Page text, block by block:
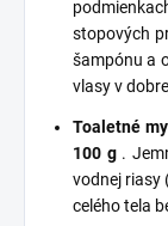
stopových
šampónu a
vlasy v
Toaletné
100 g.
vodnej riasy
celého tela